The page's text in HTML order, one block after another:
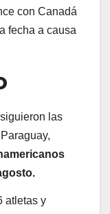
con Canadá
fecha a causa
las
atletas y